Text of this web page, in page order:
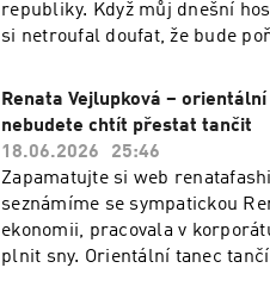
republiky. Když můj dnešní
si netroufal doufat, že bude
animovaný snímek? Jaké
jaká jsou kritéria pro
odpověď v dnešním Ponte
Renata Vejlupková –
nebudete chtít přestat tančit
18.06.2026
25:46
Zapamatujte si web
seznámíme se sympatickou
ekonomii, pracovala v
plnit sny. Orientální tanec